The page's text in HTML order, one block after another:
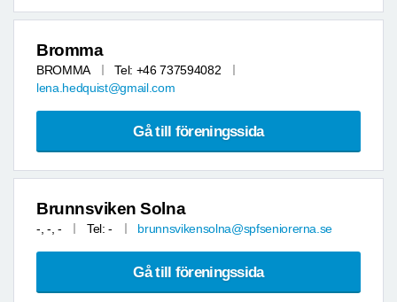
Bromma
BROMMA
Tel: +46 737594082
lena.hedquist@gmail.com
Gå till föreningssida
Brunnsviken Solna
-, -, - Tel: - brunnsvikensolna@spfseniorerna.se
Gå till föreningssida